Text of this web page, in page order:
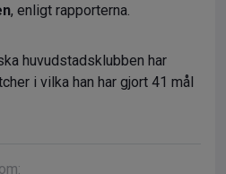
, enligt rapporterna.
huvudstadsklubben har
i vilka han har gjort 41 mål